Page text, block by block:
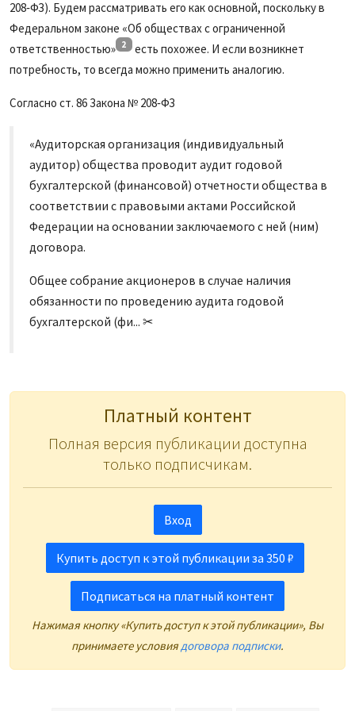
208‑ФЗ). Будем рассматривать его как основной, поскольку в
Федеральном законе «Об обществах с ограниченной
ответственностью» 2 есть похожее. И если возникнет
потребность, то всегда можно применить аналогию.
Согласно ст. 86 Закона № 208‑ФЗ
«Аудиторская организация (индивидуальный
аудитор) общества проводит аудит годовой
бухгалтерской (финансовой) отчетности общества в
соответствии с правовыми актами Российской
Федерации на основании заключаемого с ней (ним)
договора.
Общее собрание акционеров в случае наличия
обязанности по проведению аудита годовой
бухгалтерской (фи... ✂
Платный контент
Полная версия публикации доступна
только подписчикам.
Вход
Купить доступ к этой публикации за 350 ₽
Подписаться на платный контент
Нажимая кнопку «Купить доступ к этой публикации», Вы
принимаете условия договора подписки.